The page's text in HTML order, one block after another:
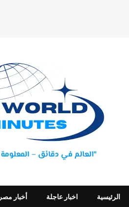
الرئيسية اخبار عاجلة أخبار مصر